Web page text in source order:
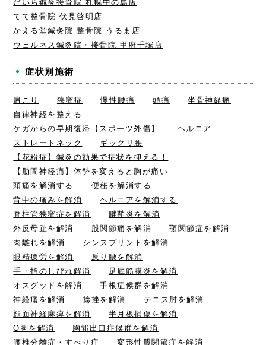
だいち鍼灸接骨院 札幌中の島店
てて整骨院 伏見啓明店
かえる堂鍼灸院 整骨院 うるま店
ウェルネス鍼灸院・接骨院 甲府千塚店
症状別施術
肩こり 狭窄症 慢性腰痛 頭痛
坐骨神経痛
自律神経を整える
ケガからの早期復帰【スポーツ外傷】
ヘルニア
ストレートネック
ギックリ腰
【花粉症】鍼灸の効果で症状を抑える！
【肋間神経痛】体勢を変えると胸が痛い
頭痛を解消する
便秘を解消する
背中の痛みを解消
ヘルニアを解消する
脊柱管狭窄症を解消
腱鞘炎を解消
外反母趾を解消
股関節痛を解消
顎関節症を解消
肉離れを解消
シンスプリントを解消
眼精疲労を解消
反り腰を解消
手・指のしびれ解消
足底筋膜炎を解消
オスグッドを解消
手根症候群を解消
神経痛を解消
捻挫を解消
テニス肘を解消
顔面神経麻痺を解消
半月板損傷を解消
O脚を解消
胸郭出口症候群を解消
腰椎分離症・すべり症
変形性股関節症を解消